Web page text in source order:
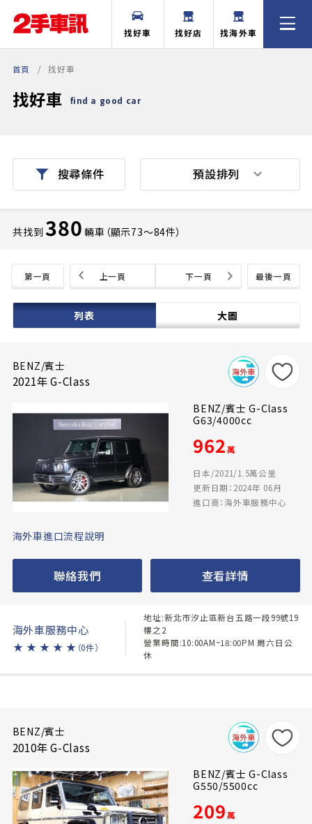
找好車 找好店 找海外車
首頁 找好車
找好車 find a good car
搜尋條件
共找到 380 輛車（顯示73〜84件）
第一頁 最後一頁
上一頁 下一頁
列表 大圖
預設排列
BENZ/賓士
2021年 G-Class
BENZ/賓士 G-Class
G63/4000cc
962萬
日本/2021/1.5萬公里
更新日期：2024年 06月
進口商：海外車服務中心
海外車進口流程說明
聯絡我們 查看詳情
海外車服務中心
★ ★ ★ ★ ★ （0件）
地址:新北市汐止區新台五路一段99號19
樓之2
營業時間:10:00AM~18:00PM 周六日公
休
BENZ/賓士
2010年 G-Class
BENZ/賓士 G-Class
G550/5500cc
209萬